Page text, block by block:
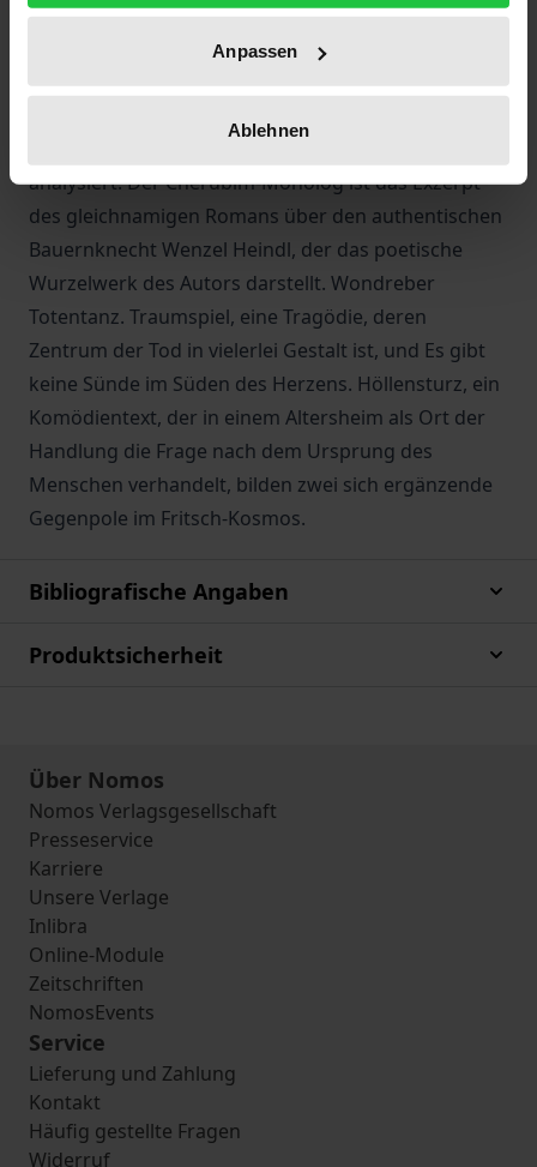
Anpassen
Ablehnen
Bilder versus Theater-Bilder? werden drei
Theatertexte Fritschs auf die Bildhaftigkeit ihrer
Sprache hin untersucht und – anhand der
analysiert. Der Cherubim-Monolog ist das Exzerpt
des gleichnamigen Romans über den authentischen
Bauernknecht Wenzel Heindl, der das poetische
Wurzelwerk des Autors darstellt. Wondreber
Totentanz. Traumspiel, eine Tragödie, deren
Zentrum der Tod in vielerlei Gestalt ist, und Es gibt
keine Sünde im Süden des Herzens. Höllensturz, ein
Komödientext, der in einem Altersheim als Ort der
Handlung die Frage nach dem Ursprung des
Menschen verhandelt, bilden zwei sich ergänzende
Gegenpole im Fritsch-Kosmos.
Bibliografische Angaben
Produktsicherheit
Über Nomos
Nomos Verlagsgesellschaft
Presseservice
Karriere
Unsere Verlage
Inlibra
Online-Module
Zeitschriften
NomosEvents
Service
Lieferung und Zahlung
Kontakt
Häufig gestellte Fragen
Widerruf